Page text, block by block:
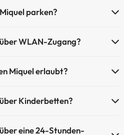
parken?
Freien
WLAN-Zugang?
verfügt über ein Internet-Café.
Miquel erlaubt?
Bedingungen.
Kinderbetten?
Reiseantritt anfragen).
eine 24-Stunden-